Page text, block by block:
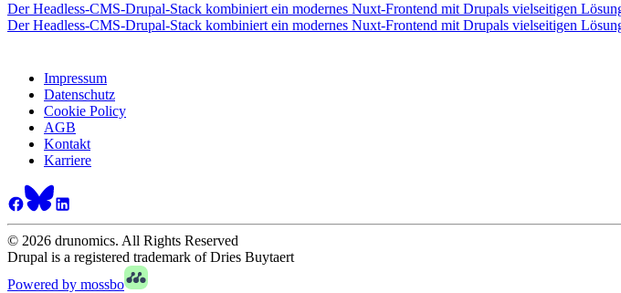
Der Headless-CMS-Drupal-Stack kombiniert ein modernes Nuxt-Frontend mit Drupals vielseitigen
Der Headless-CMS-Drupal-Stack kombiniert ein modernes Nuxt-Frontend mit Drupals vielseitigen
Impressum
Datenschutz
Cookie Policy
AGB
Kontakt
Karriere
© 2026 drunomics. All Rights Reserved
Drupal is a registered trademark of Dries Buytaert
Powered by mossbo